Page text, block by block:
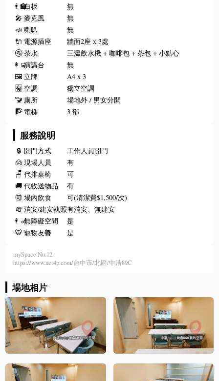
👨‍🏫白板
無
🎤 麥克風
無
📣 喇叭
無
🔌 電源插座
牆面2座 x 3處
🚰 茶水
三溫飲水機 + 咖啡包 + 茶包 + 小點心
👩‍💻演講台
無
🖼️ 立牌
A4 x 3
🈶 空調
獨立空調
🚾 廁所
場地外 / 男女分開
🧗 電梯 3 部
服務說明
🔒 開門方式
工作人員開門
🙍 現場人員
有
🪑 代排桌椅
可
🚚 代收送物品
有
🉑 場內飲食
可(清潔費$1,500/次)
🧯 消安/建安執照有消安、無建安
👨‍🦽無障礙空間
是
🐯 寵物友善 是
mySpace No.12
https://www.net4p.com/台中市/北區/中清89C
場地相片